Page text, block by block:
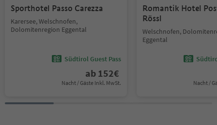
Sporthotel Passo Carezza
Karersee, Welschnofen,
Dolomitenregion Eggental
Südtirol Guest Pass
ab 152€
Nacht / Gäste Inkl. MwSt.
Romantik Hotel
Rössl
Welschnofen,
Eggental
Nacht /